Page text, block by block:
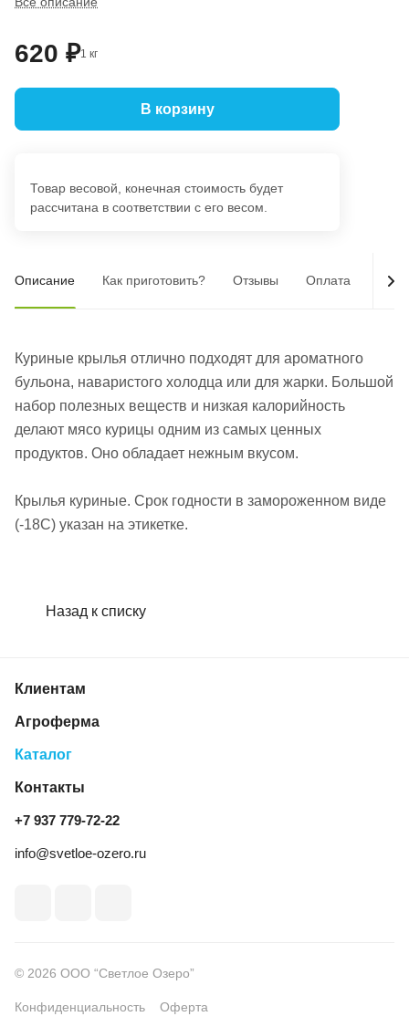
620 ₽1 кг
В корзину
Товар весовой, конечная стоимость будет
рассчитана в соответствии с его весом.
Описание Как приготовить? Отзывы Оплата
Куриные крылья отлично подходят для ароматного
бульона, наваристого холодца или для жарки. Большой
набор полезных веществ и низкая калорийность
делают мясо курицы одним из самых ценных
продуктов. Оно обладает нежным вкусом.
Крылья куриные. Срок годности в замороженном виде
(-18С) указан на этикетке.
Назад к списку
Клиентам
Агроферма
Каталог
Контакты
+7 937 779‑72‑22
info@svetloe-ozero.ru
© 2026 ООО “Светлое Озеро”
Конфиденциальность Оферта